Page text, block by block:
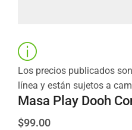
Los precios publicados
línea y están sujetos a
Masa Play Dooh
$99.00